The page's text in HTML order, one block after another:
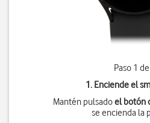
Paso 1
1. Enciende el
Mantén pulsadoel botón
se encienda la